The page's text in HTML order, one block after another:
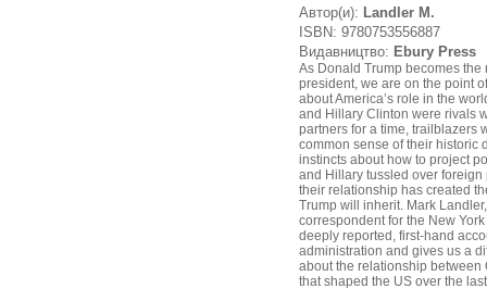
Автор(и): Landler M.
ISBN: 9780753556887
Видавництво: Ebury Press
As Donald Trump becomes the
president, we are on the point
about America’s role in the
and Hillary Clinton were rivals
partners for a time, trailblazers
common sense of their historic
instincts about how to project
and Hillary tussled over foreign
their relationship has created
Trump will inherit. Mark
correspondent for the New
deeply reported, first-hand
administration and gives us a
about the relationship between
that shaped the US over the